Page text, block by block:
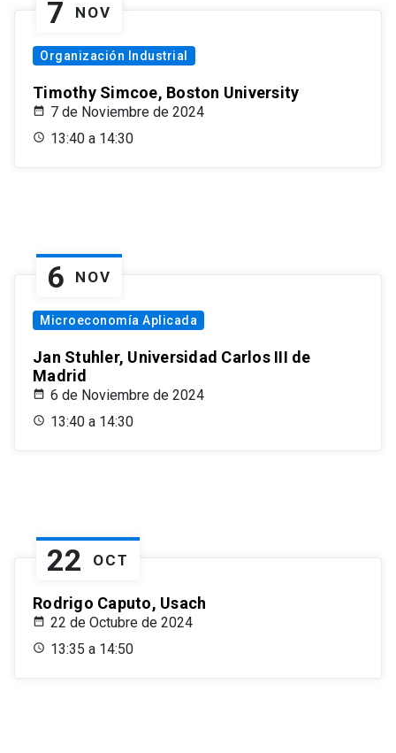
7 NOV
Organización Industrial
Timothy Simcoe, Boston University
7 de Noviembre de 2024
13:40 a 14:30
6 NOV
Microeconomía Aplicada
Jan Stuhler, Universidad Carlos III de
Madrid
6 de Noviembre de 2024
13:40 a 14:30
22 OCT
Rodrigo Caputo, Usach
22 de Octubre de 2024
13:35 a 14:50